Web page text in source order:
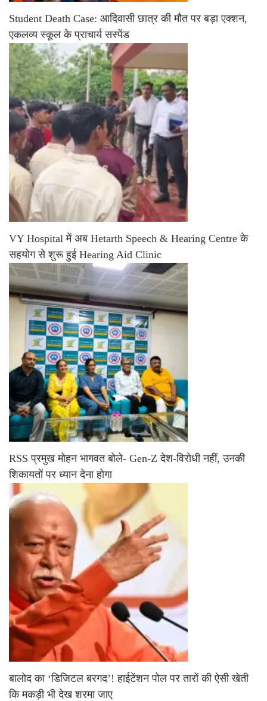
Student Death Case: आदिवासी छात्र की मौत पर बड़ा एक्शन,
एकलव्य स्कूल के प्राचार्य सस्पेंड
VY Hospital में अब Hetarth Speech & Hearing Centre के
सहयोग से शुरू हुई Hearing Aid Clinic
RSS प्रमुख मोहन भागवत बोले- Gen-Z देश-विरोधी नहीं, उनकी
शिकायतों पर ध्यान देना होगा
बालोद का ‘डिजिटल बरगद’! हाईटेंशन पोल पर तारों की ऐसी खेती
कि मकड़ी भी देख शरमा जाए